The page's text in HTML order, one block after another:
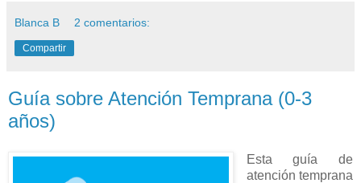
Blanca B 2 comentarios:
Compartir
Guía sobre Atención Temprana (0-3
años)
Esta guía de
atención temprana